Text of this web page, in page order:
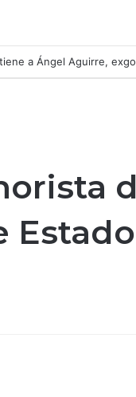
a Ángel Aguirre,